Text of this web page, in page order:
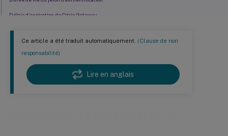
Ce article a été traduit automatiquement. (Clause de non
responsabilité)
Lire en anglais
Délais d’expiration de Citrix Gateway
Durée de vie maximale du jeton du service d’authentification